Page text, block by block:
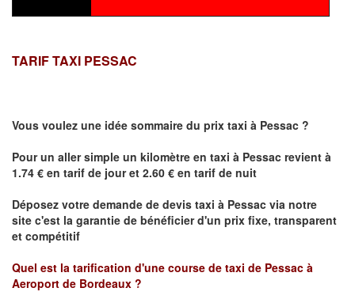
TARIF TAXI PESSAC
Vous voulez une idée sommaire du prix taxi à Pessac ?
Pour un aller simple un kilomètre en taxi à Pessac revient à
1.74 € en tarif de jour et 2.60 € en tarif de nuit
Déposez votre demande de devis taxi à Pessac via notre
site c'est la garantie de bénéficier d'un prix fixe, transparent
et compétitif
Quel est la tarification d'une course de taxi de Pessac à
Aeroport de Bordeaux ?